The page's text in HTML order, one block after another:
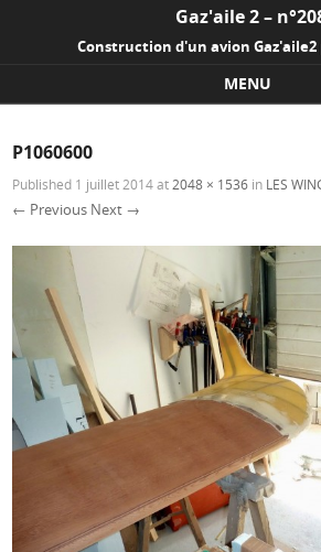
Gaz'aile 2 –
Construction d'un avion Gaz'aile2
MENU
P1060600
Published 1 juillet 2014at 2048 × 1536 in LES
← Previous Next →